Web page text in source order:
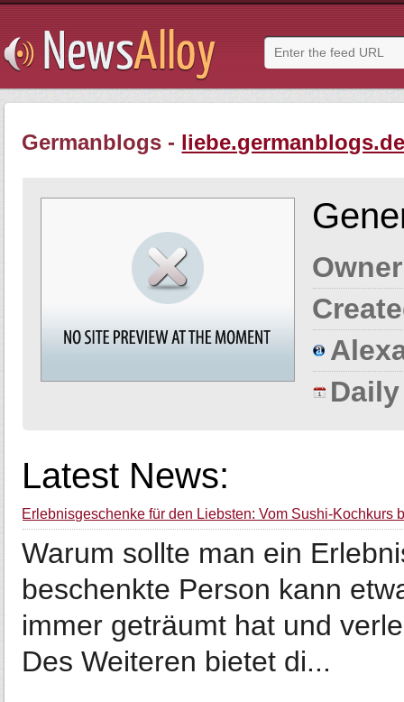
Germanblogs -
Latest News:
Erlebnisgeschenke für den Liebsten: Vom Sushi-Kochkurs
Warum sollte man ein
beschenkte Person kann
immer geträumt hat und
Des Weiteren bietet di...